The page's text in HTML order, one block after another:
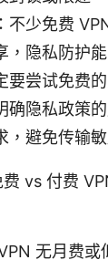
不少免费
，隐私防护能
要尝试免费
确隐私政策
，避免传输敏
vs 付费
无月费或